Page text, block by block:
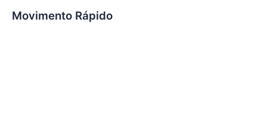
Movimento Rápido